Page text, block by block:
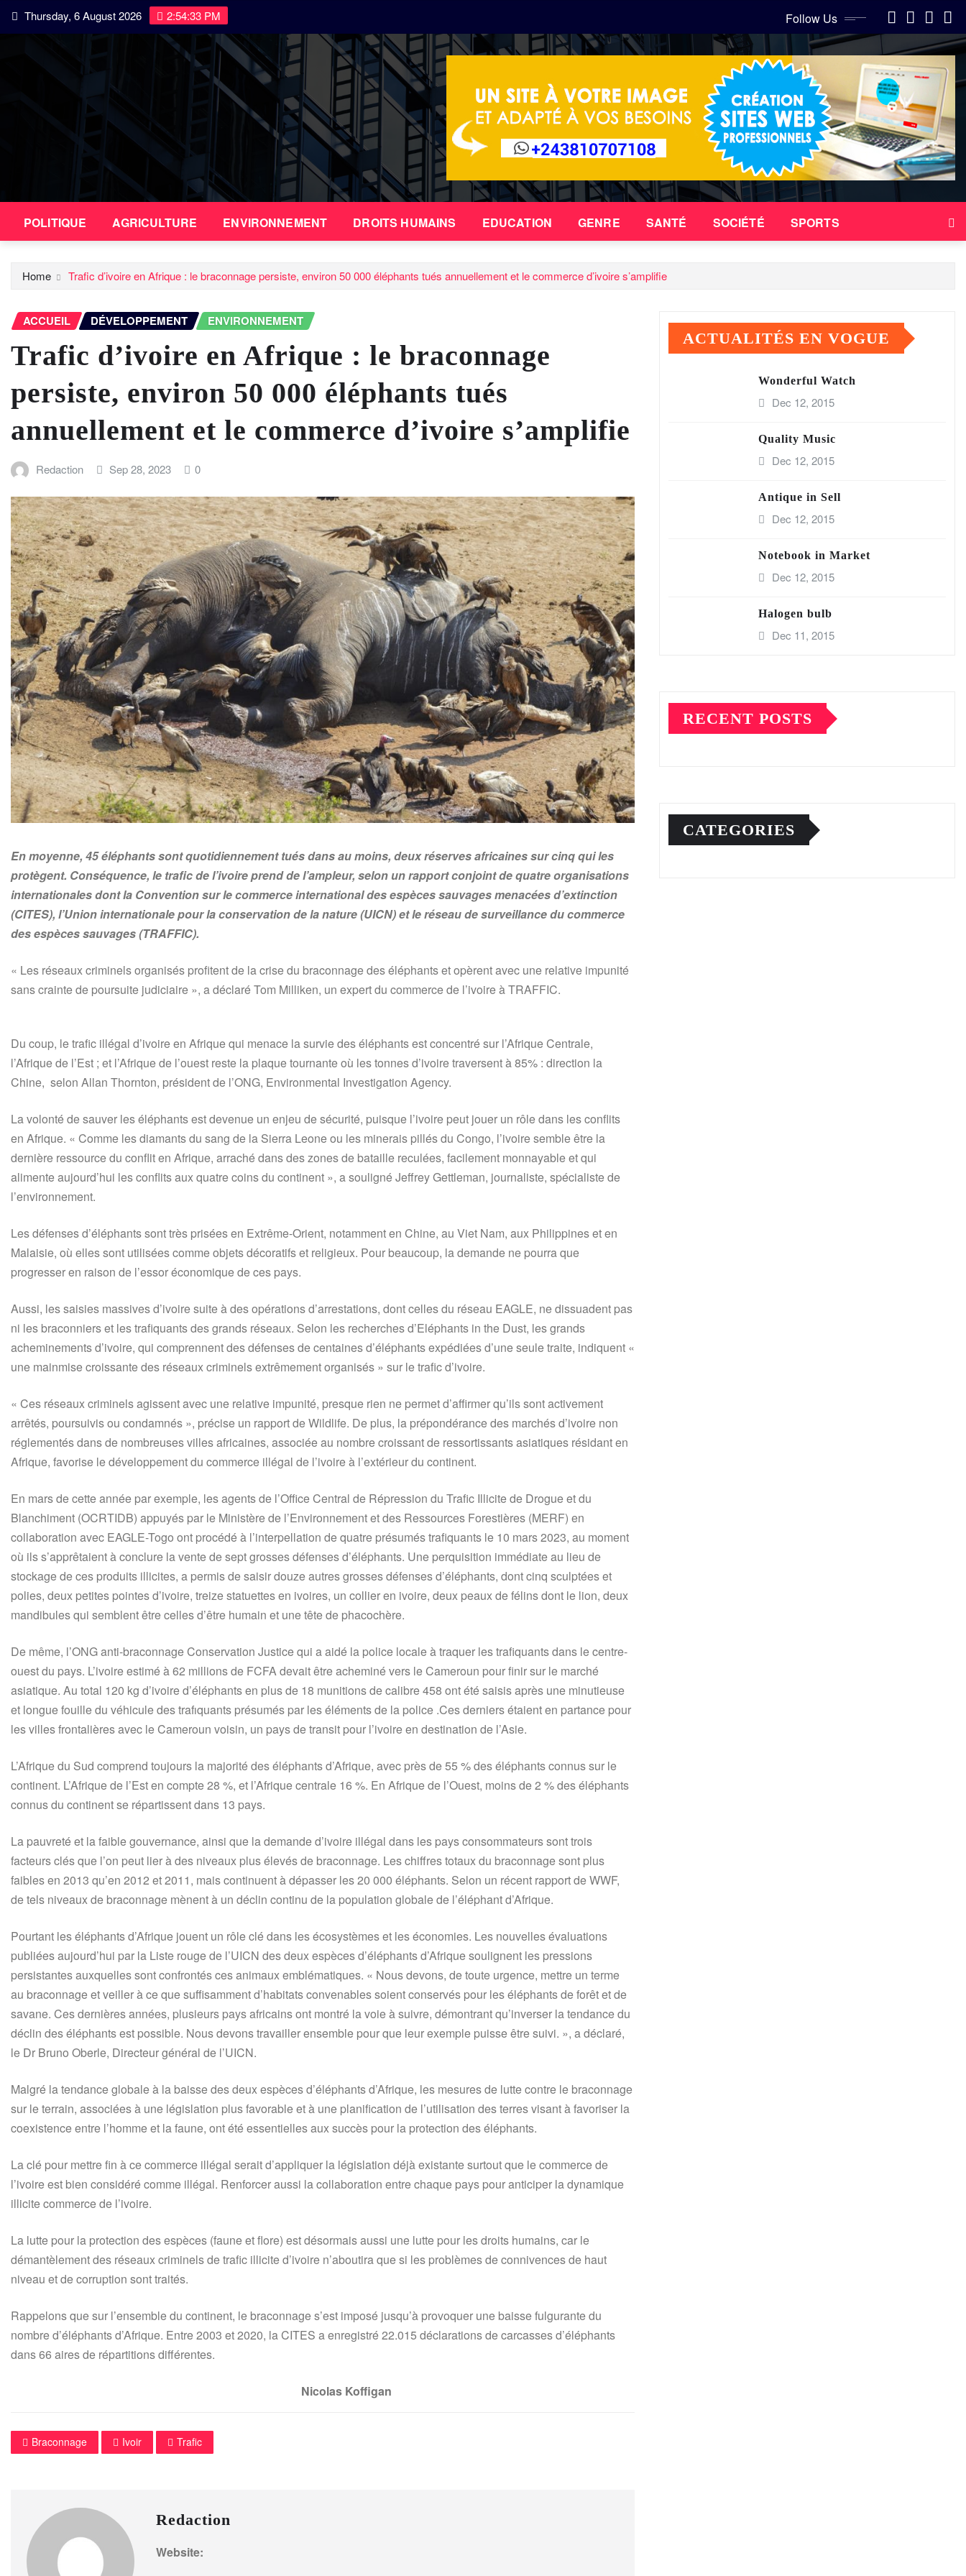
Skip Thursday, 6 August 2026 2:54:34 PM Follow Us
POLITIQUE AGRICULTURE ENVIRONNEMENT DROITS HUMAINS EDUCATION GENRE SANTÉ SOCIÉTÉ SPORTS
Home Trafic d’ivoire en Afrique : le braconnage persiste, environ 50 000 éléphants tués annuellement et le commerce d’ivoire s’amplifie
ACCUEIL DÉVELOPPEMENT ENVIRONNEMENT
Trafic d’ivoire en Afrique : le braconnage
persiste, environ 50 000 éléphants tués
annuellement et le commerce d’ivoire s’amplifie
Redaction Sep 28, 2023 0
En moyenne, 45 éléphants sont quotidiennement tués dans au moins, deux réserves africaines sur cinq qui les
protègent. Conséquence, le trafic de l’ivoire prend de l’ampleur, selon un rapport conjoint de quatre organisations
internationales dont la Convention sur le commerce international des espèces sauvages menacées d’extinction
(CITES), l’Union internationale pour la conservation de la nature (UICN) et le réseau de surveillance du commerce
des espèces sauvages (TRAFFIC).
« Les réseaux criminels organisés profitent de la crise du braconnage des éléphants et opèrent avec une relative impunité
sans crainte de poursuite judiciaire », a déclaré Tom Milliken, un expert du commerce de l’ivoire à TRAFFIC.
Du coup, le trafic illégal d’ivoire en Afrique qui menace la survie des éléphants est concentré sur l’Afrique Centrale,
l’Afrique de l’Est ; et l’Afrique de l’ouest reste la plaque tournante où les tonnes d’ivoire traversent à 85% : direction la
Chine, selon Allan Thornton, président de l’ONG, Environmental Investigation Agency.
La volonté de sauver les éléphants est devenue un enjeu de sécurité, puisque l’ivoire peut jouer un rôle dans les conflits
en Afrique. « Comme les diamants du sang de la Sierra Leone ou les minerais pillés du Congo, l’ivoire semble être la
dernière ressource du conflit en Afrique, arraché dans des zones de bataille reculées, facilement monnayable et qui
alimente aujourd’hui les conflits aux quatre coins du continent », a souligné Jeffrey Gettleman, journaliste, spécialiste de
l’environnement.
Les défenses d’éléphants sont très prisées en Extrême-Orient, notamment en Chine, au Viet Nam, aux Philippines et en
Malaisie, où elles sont utilisées comme objets décoratifs et religieux. Pour beaucoup, la demande ne pourra que
progresser en raison de l’essor économique de ces pays.
Aussi, les saisies massives d’ivoire suite à des opérations d’arrestations, dont celles du réseau EAGLE, ne dissuadent pas
ni les braconniers et les trafiquants des grands réseaux. Selon les recherches d’Eléphants in the Dust, les grands
acheminements d’ivoire, qui comprennent des défenses de centaines d’éléphants expédiées d’une seule traite, indiquent «
une mainmise croissante des réseaux criminels extrêmement organisés » sur le trafic d’ivoire.
« Ces réseaux criminels agissent avec une relative impunité, presque rien ne permet d’affirmer qu’ils sont activement
arrêtés, poursuivis ou condamnés », précise un rapport de Wildlife. De plus, la prépondérance des marchés d’ivoire non
réglementés dans de nombreuses villes africaines, associée au nombre croissant de ressortissants asiatiques résidant en
Afrique, favorise le développement du commerce illégal de l’ivoire à l’extérieur du continent.
En mars de cette année par exemple, les agents de l’Office Central de Répression du Trafic Illicite de Drogue et du
Blanchiment (OCRTIDB) appuyés par le Ministère de l’Environnement et des Ressources Forestières (MERF) en
collaboration avec EAGLE-Togo ont procédé à l’interpellation de quatre présumés trafiquants le 10 mars 2023, au moment
où ils s’apprêtaient à conclure la vente de sept grosses défenses d’éléphants. Une perquisition immédiate au lieu de
stockage de ces produits illicites, a permis de saisir douze autres grosses défenses d’éléphants, dont cinq sculptées et
polies, deux petites pointes d’ivoire, treize statuettes en ivoires, un collier en ivoire, deux peaux de félins dont le lion, deux
mandibules qui semblent être celles d’être humain et une tête de phacochère.
De même, l’ONG anti-braconnage Conservation Justice qui a aidé la police locale à traquer les trafiquants dans le centre-
ouest du pays. L’ivoire estimé à 62 millions de FCFA devait être acheminé vers le Cameroun pour finir sur le marché
asiatique. Au total 120 kg d’ivoire d’éléphants en plus de 18 munitions de calibre 458 ont été saisis après une minutieuse
et longue fouille du véhicule des trafıquants présumés par les éléments de la police .Ces derniers étaient en partance pour
les villes frontalières avec le Cameroun voisin, un pays de transit pour l’ivoire en destination de l’Asie.
L’Afrique du Sud comprend toujours la majorité des éléphants d’Afrique, avec près de 55 % des éléphants connus sur le
continent. L’Afrique de l’Est en compte 28 %, et l’Afrique centrale 16 %. En Afrique de l’Ouest, moins de 2 % des éléphants
connus du continent se répartissent dans 13 pays.
La pauvreté et la faible gouvernance, ainsi que la demande d’ivoire illégal dans les pays consommateurs sont trois
facteurs clés que l’on peut lier à des niveaux plus élevés de braconnage. Les chiffres totaux du braconnage sont plus
faibles en 2013 qu’en 2012 et 2011, mais continuent à dépasser les 20 000 éléphants. Selon un récent rapport de WWF,
de tels niveaux de braconnage mènent à un déclin continu de la population globale de l’éléphant d’Afrique.
Pourtant les éléphants d’Afrique jouent un rôle clé dans les écosystèmes et les économies. Les nouvelles évaluations
publiées aujourd’hui par la Liste rouge de l’UICN des deux espèces d’éléphants d’Afrique soulignent les pressions
persistantes auxquelles sont confrontés ces animaux emblématiques. « Nous devons, de toute urgence, mettre un terme
au braconnage et veiller à ce que suffisamment d’habitats convenables soient conservés pour les éléphants de forêt et de
savane. Ces dernières années, plusieurs pays africains ont montré la voie à suivre, démontrant qu’inverser la tendance du
déclin des éléphants est possible. Nous devons travailler ensemble pour que leur exemple puisse être suivi. », a déclaré,
le Dr Bruno Oberle, Directeur général de l’UICN.
Malgré la tendance globale à la baisse des deux espèces d’éléphants d’Afrique, les mesures de lutte contre le braconnage
sur le terrain, associées à une législation plus favorable et à une planification de l’utilisation des terres visant à favoriser la
coexistence entre l’homme et la faune, ont été essentielles aux succès pour la protection des éléphants.
La clé pour mettre fin à ce commerce illégal serait d’appliquer la législation déjà existante surtout que le commerce de
l’ivoire est bien considéré comme illégal. Renforcer aussi la collaboration entre chaque pays pour anticiper la dynamique
illicite commerce de l’ivoire.
La lutte pour la protection des espèces (faune et flore) est désormais aussi une lutte pour les droits humains, car le
démantèlement des réseaux criminels de trafic illicite d’ivoire n’aboutira que si les problèmes de connivences de haut
niveau et de corruption sont traités.
Rappelons que sur l’ensemble du continent, le braconnage s’est imposé jusqu’à provoquer une baisse fulgurante du
nombre d’éléphants d’Afrique. Entre 2003 et 2020, la CITES a enregistré 22.015 déclarations de carcasses d’éléphants
dans 66 aires de répartitions différentes.
Nicolas Koffigan
Braconnage Ivoir Trafic
Redaction
Website:
ACTUALITÉS EN VOGUE
Wonderful Watch
Dec 12, 2015
Quality Music
Dec 12, 2015
Antique in Sell
Dec 12, 2015
Notebook in Market
Dec 12, 2015
Halogen bulb
Dec 11, 2015
RECENT POSTS
CATEGORIES